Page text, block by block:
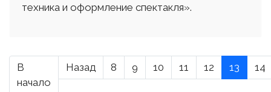
техника и оформление спектакля».
В
начало
Назад 8 9 10 11 12 13 14